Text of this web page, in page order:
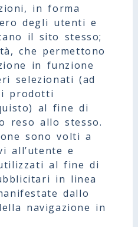
in forma
degli utenti e
il sito stesso;
che permettono
in funzione
selezionati (ad
prodotti
al fine di
reso allo stesso.
sono volti a
all’utente e
al fine di
in linea
dallo
navigazione in